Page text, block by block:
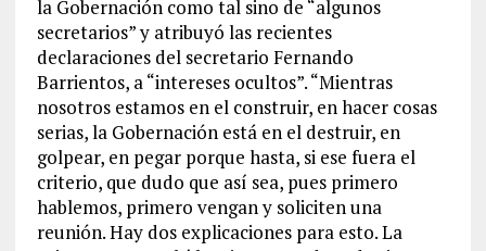
la Gobernación como tal sino de “algunos
secretarios” y atribuyó las recientes
declaraciones del secretario Fernando
Barrientos, a “intereses ocultos”. “Mientras
nosotros estamos en el construir, en hacer cosas
serias, la Gobernación está en el destruir, en
golpear, en pegar porque hasta, si ese fuera el
criterio, que dudo que así sea, pues primero
hablemos, primero vengan y soliciten una
reunión. Hay dos explicaciones para esto. La